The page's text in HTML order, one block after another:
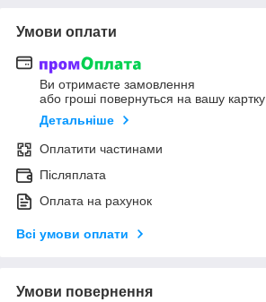
Умови оплати
Ви отримаєте замовлення
або гроші повернуться на вашу картку
Детальніше
Оплатити частинами
Післяплата
Оплата на рахунок
Всі умови оплати
Умови повернення